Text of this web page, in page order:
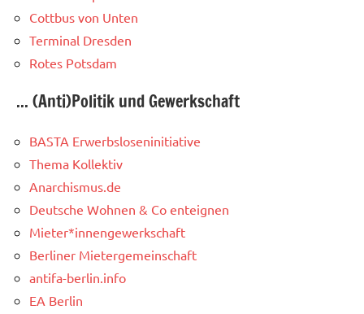
Cottbus von Unten
Terminal Dresden
Rotes Potsdam
... (Anti)Politik und Gewerkschaft
BASTA Erwerbsloseninitiative
Thema Kollektiv
Anarchismus.de
Deutsche Wohnen & Co enteignen
Mieter*innengewerkschaft
Berliner Mietergemeinschaft
antifa-berlin.info
EA Berlin